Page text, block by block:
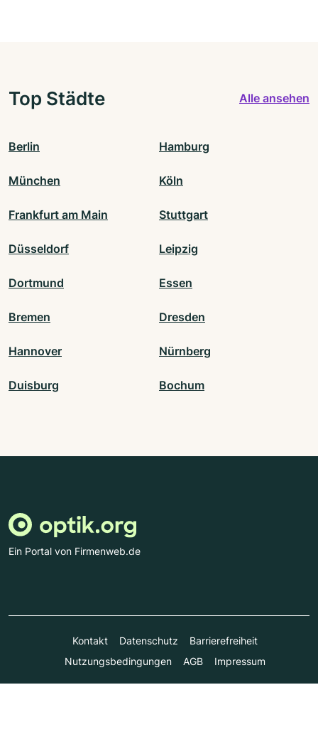
Top Städte Alle ansehen
Berlin Hamburg
München Köln
Frankfurt am Main Stuttgart
Düsseldorf Leipzig
Dortmund Essen
Bremen Dresden
Hannover Nürnberg
Duisburg Bochum
Ein Portal von Firmenweb.de
Kontakt Datenschutz
Barrierefreiheit
Nutzungsbedingungen
AGB Impressum